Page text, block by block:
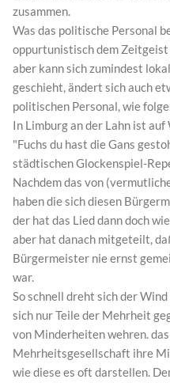
zusammen.
Was das politische Personal
oppurtunistisch dem
aber kann sich zumindest
geschieht, ändert sich auch
politischen Personal, wie
In Limburg an der Lahn ist
"Fuchs du hast die Gans
städtischen Glockenspiel-
Nachdem das von
haben die sich diesen
der hat das Lied dann doch
aber hat danach mitgeteilt,
Bürgermeister nie ernst
war.
So schnell dreht sich der
sich nur Teile der Mehrheit
von Minderheiten wehren.
Mehrheitsgesellschaft ihre
wie diese es oft darstellen.